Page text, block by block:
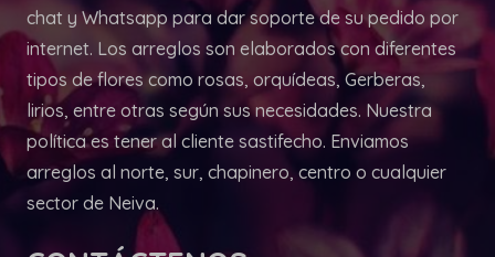
chat y Whatsapp para dar soporte de su pedido por
internet. Los arreglos son elaborados con diferentes
tipos de flores como rosas, orquídeas, Gerberas,
lirios, entre otras según sus necesidades. Nuestra
política es tener al cliente sastifecho. Enviamos
arreglos al norte, sur, chapinero, centro o cualquier
sector de Neiva.